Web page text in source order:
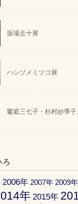
坂場圭十展
ハシヅメミツコ展
饗庭三七子・杉村紗季子
ろ
2006年 2007年 2009年
年 2015年